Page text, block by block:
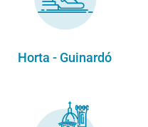
Horta - Guinardó